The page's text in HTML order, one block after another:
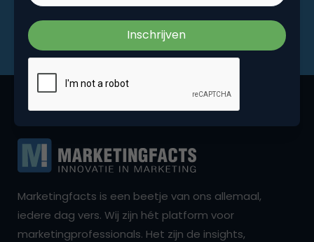
Marketingfacts is een beetje van ons allemaal,
iedere dag vers. Wij zijn hét platform voor
marketingprofessionals. Het zijn de insights,